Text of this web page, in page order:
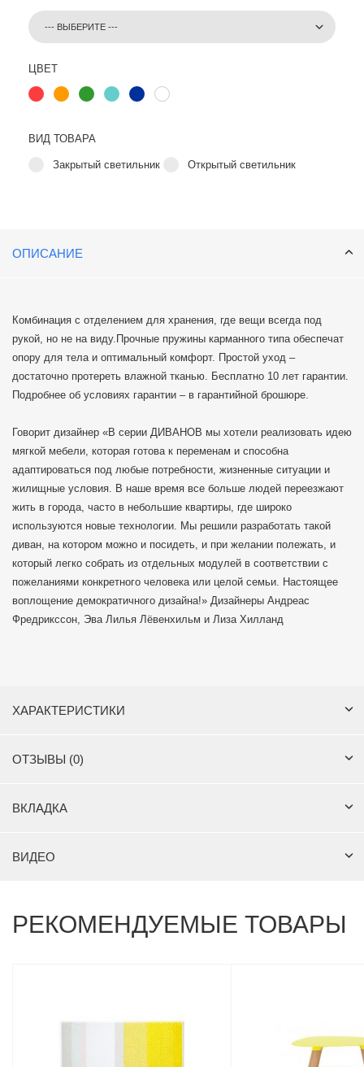
ЦВЕТ
ВИД ТОВАРА
Закрытый светильник Открытый светильник
ОПИСАНИЕ
Комбинация с отделением для хранения, где вещи всегда под
рукой, но не на виду.Прочные пружины карманного типа обеспечат
опору для тела и оптимальный комфорт. Простой уход –
достаточно протереть влажной тканью. Бесплатно 10 лет гарантии.
Подробнее об условиях гарантии – в гарантийной брошюре.
Говорит дизайнер «В серии ДИВАНОВ мы хотели реализовать идею
мягкой мебели, которая готова к переменам и способна
адаптироваться под любые потребности, жизненные ситуации и
жилищные условия. В наше время все больше людей переезжают
жить в города, часто в небольшие квартиры, где широко
используются новые технологии. Мы решили разработать такой
диван, на котором можно и посидеть, и при желании полежать, и
который легко собрать из отдельных модулей в соответствии с
пожеланиями конкретного человека или целой семьи. Настоящее
воплощение демократичного дизайна!» Дизайнеры Андреас
Фредрикссон, Эва Лилья Лёвенхильм и Лиза Хилланд
ХАРАКТЕРИСТИКИ
ОТЗЫВЫ (0)
ВКЛАДКА
ВИДЕО
РЕКОМЕНДУЕМЫЕ ТОВАРЫ